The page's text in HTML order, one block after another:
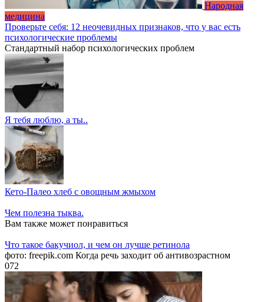
Народная
медицина
Проверьте себя: 12 неочевидных признаков, что у вас есть
психологические проблемы
Стандартный набор психологических проблем
Я тебя люблю, а ты..
Кето-Палео хлеб с овощным жмыхом
Чем полезна тыква.
Вам также может понравиться
Что такое бакучиол, и чем он лучше ретинола
фото: freepik.com Когда речь заходит об антивозрастном
072